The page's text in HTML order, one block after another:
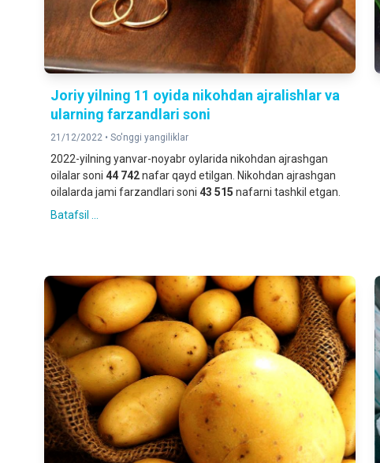
Joriy yilning 11 oyida nikohdan ajralishlar va
ularning farzandlari soni
21/12/2022 • So'nggi yangiliklar
2022-yilning yanvar-noyabr oylarida nikohdan ajrashgan
oilalar soni 44 742nafar qayd etilgan. Nikohdan ajrashgan
oilalarda jami farzandlari soni 43 515 nafarni tashkil etgan.
Batafsil ...